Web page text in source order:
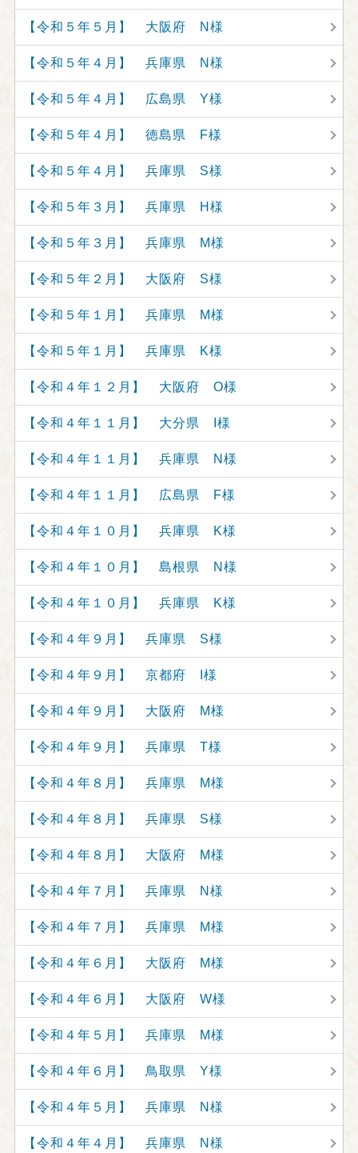
【令和５年５月】 大阪府 N様
【令和５年４月】 兵庫県 N様
【令和５年４月】 広島県 Y様
【令和５年４月】 徳島県 F様
【令和５年４月】 兵庫県 S様
【令和５年３月】 兵庫県 H様
【令和５年３月】 兵庫県 M様
【令和５年２月】 大阪府 S様
【令和５年１月】 兵庫県 M様
【令和５年１月】 兵庫県 K様
【令和４年１２月】 大阪府 O様
【令和４年１１月】 大分県 I様
【令和４年１１月】 兵庫県 N様
【令和４年１１月】 広島県 F様
【令和４年１０月】 兵庫県 K様
【令和４年１０月】 島根県 N様
【令和４年１０月】 兵庫県 K様
【令和４年９月】 兵庫県 S様
【令和４年９月】 京都府 I様
【令和４年９月】 大阪府 M様
【令和４年９月】 兵庫県 T様
【令和４年８月】 兵庫県 M様
【令和４年８月】 兵庫県 S様
【令和４年８月】 大阪府 M様
【令和４年７月】 兵庫県 N様
【令和４年７月】 兵庫県 M様
【令和４年６月】 大阪府 M様
【令和４年６月】 大阪府 W様
【令和４年５月】 兵庫県 M様
【令和４年６月】 鳥取県 Y様
【令和４年５月】 兵庫県 N様
【令和４年４月】 兵庫県 N様